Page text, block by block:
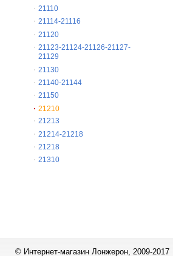
21110
21114-21116
21120
21123-21124-21126-21127-
21129
21130
21140-21144
21150
21210
21213
21214-21218
21218
21310
© Интернет-магазин Лонжерон, 2009-2017